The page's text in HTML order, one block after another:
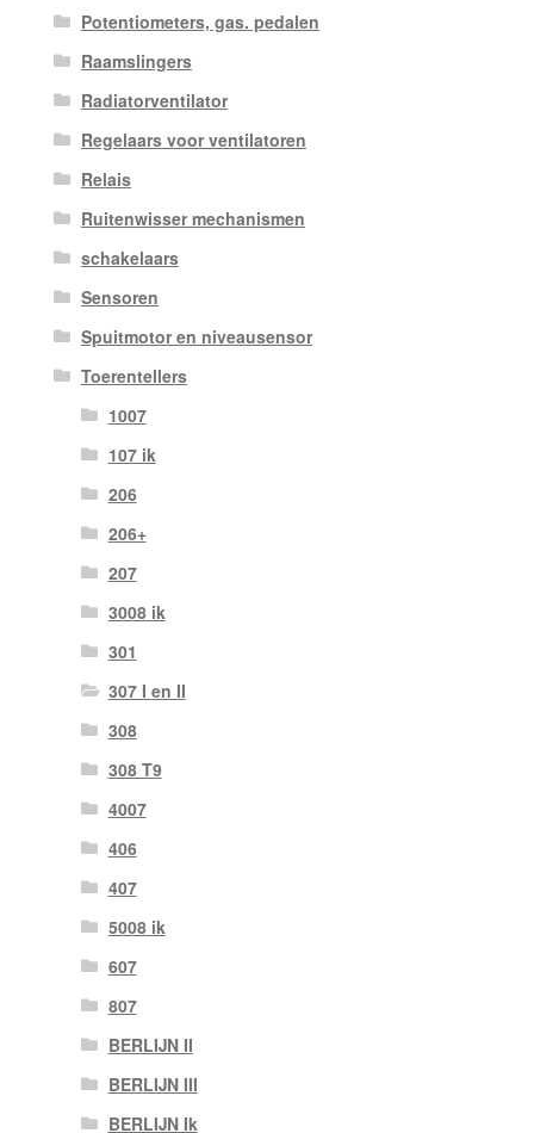
Potentiometers, gas. pedalen
Raamslingers
Radiatorventilator
Regelaars voor ventilatoren
Relais
Ruitenwisser mechanismen
schakelaars
Sensoren
Spuitmotor en niveausensor
Toerentellers
1007
107 ik
206
206+
207
3008 ik
301
307 I en II
308
308 T9
4007
406
407
5008 ik
607
807
BERLIJN II
BERLIJN III
BERLIJN Ik